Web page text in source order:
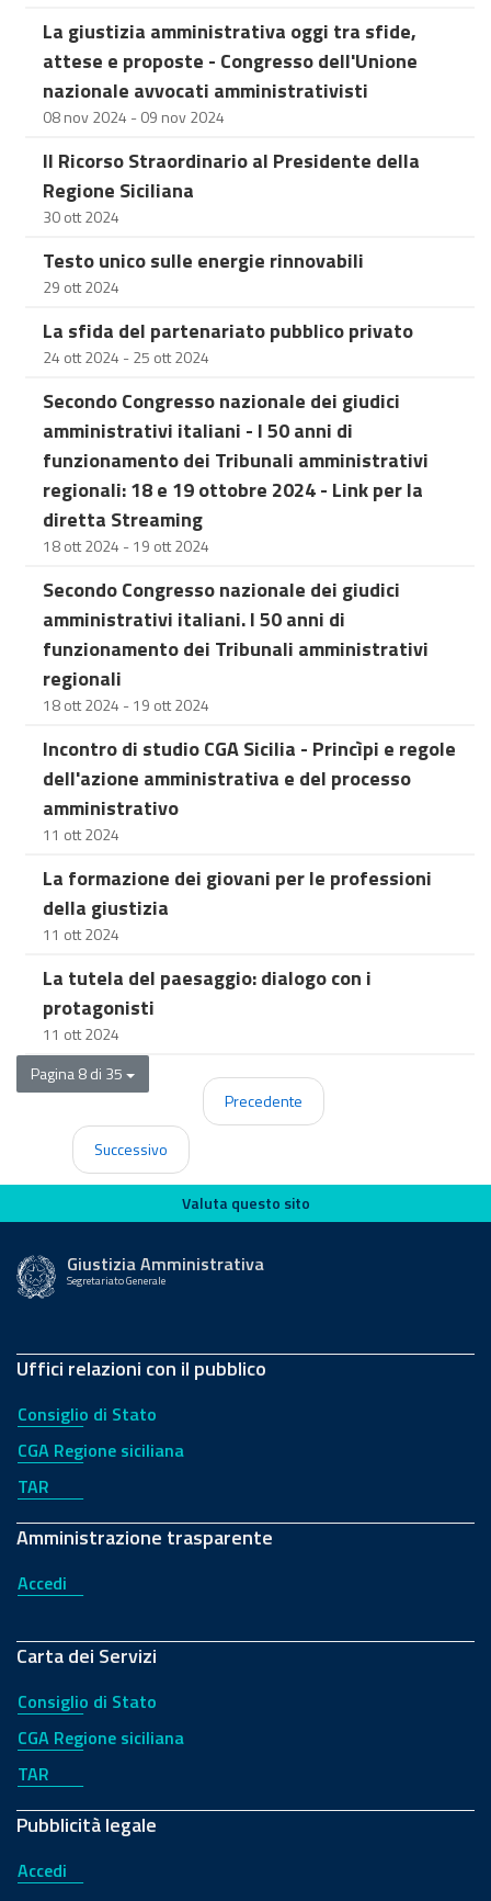
La giustizia amministrativa oggi tra sfide,
attese e proposte - Congresso dell'Unione
nazionale avvocati amministrativisti
08 nov 2024 - 09 nov 2024
Il Ricorso Straordinario al Presidente della
Regione Siciliana
30 ott 2024
Testo unico sulle energie rinnovabili
29 ott 2024
La sfida del partenariato pubblico privato
24 ott 2024 - 25 ott 2024
Secondo Congresso nazionale dei giudici
amministrativi italiani - I 50 anni di
funzionamento dei Tribunali amministrativi
regionali: 18 e 19 ottobre 2024 - Link per la
diretta Streaming
18 ott 2024 - 19 ott 2024
Secondo Congresso nazionale dei giudici
amministrativi italiani. I 50 anni di
funzionamento dei Tribunali amministrativi
regionali
18 ott 2024 - 19 ott 2024
Incontro di studio CGA Sicilia - Princìpi e regole
dell'azione amministrativa e del processo
amministrativo
11 ott 2024
La formazione dei giovani per le professioni
della giustizia
11 ott 2024
La tutela del paesaggio: dialogo con i
protagonisti
11 ott 2024
Pagina 8 di 35
Precedente
Successivo
Valuta questo sito
Valuta questo sito
Giustizia Amministrativa
Segretariato Generale
Uffici relazioni con il pubblico
Consiglio di Stato
CGA Regione siciliana
TAR
Amministrazione trasparente
Accedi
Carta dei Servizi
Consiglio di Stato
CGA Regione siciliana
TAR
Pubblicità legale
Accedi